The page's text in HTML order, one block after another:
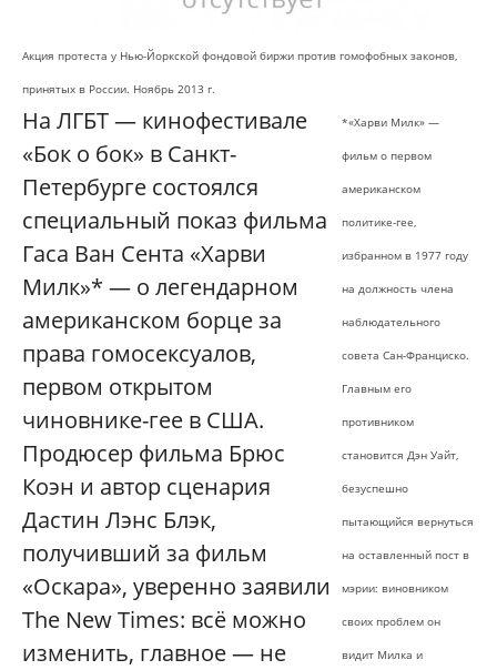
Акция протеста у Нью-Йоркской фондовой биржи против гомофобных законов,
принятых в России. Ноябрь 2013 г.
*«Харви Милк» —
фильм о первом
американском
политике-гее,
избранном в 1977 году
на должность члена
наблюдательного
совета Сан-Франциско.
Главным его
противником
становится Дэн Уайт,
безуспешно
пытающийся вернуться
на оставленный пост в
мэрии: виновником
своих проблем он
видит Милка и
На ЛГБТ — кинофестивале
«Бок о бок» в Санкт-
Петербурге состоялся
специальный показ фильма
Гаса Ван Сента «Харви
Милк»* — о легендарном
американском борце за
права гомосексуалов,
первом открытом
чиновнике-гее в США.
Продюсер фильма Брюс
Коэн и автор сценария
Дастин Лэнс Блэк,
получивший за фильм
«Оскара», уверенно заявили
The New Times: всё можно
изменить, главное — не